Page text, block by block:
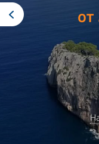
от